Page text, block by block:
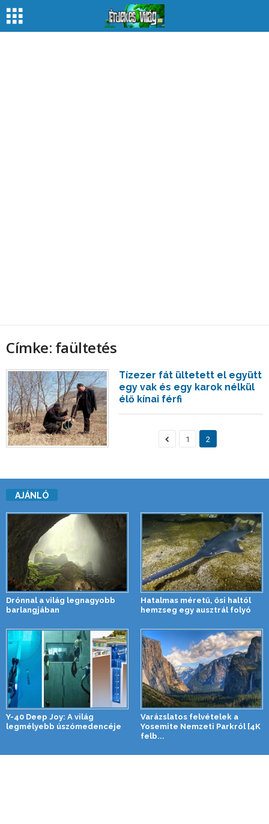
Címke: faültetés
Tízezer fát ültetett el együtt
egy vak és egy karok nélkül
élő kínai férfi
1 2
AJÁNLÓ
Drónnal a világ legnagyobb
barlangjában
Hatalmas méretű, ősi haltól
hemzseg egy ausztrál folyó
Y-40 Deep Joy: A világ
legmélyebb úszómedencéje
Varázslatos felvételek a
Yosemite Nemzeti Parkról [4K
felb...